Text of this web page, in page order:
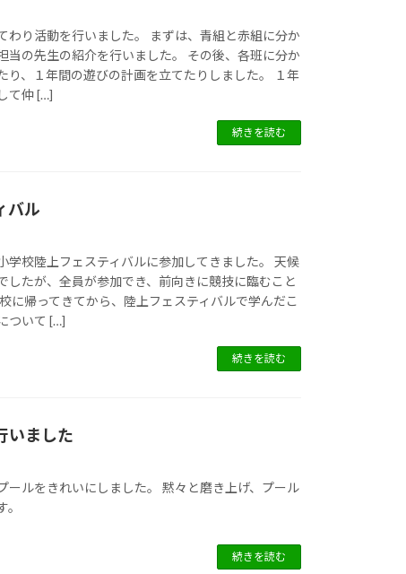
わり活動を行いました。 まずは、青組と赤組に分か
当の先生の紹介を行いました。 その後、各班に分か
り、１年間の遊びの計画を立てたりしました。 １年
て仲 […]
続きを読む
バル
学校陸上フェスティバルに参加してきました。 天候
したが、全員が参加でき、前向きに競技に臨むこと
に帰ってきてから、陸上フェスティバルで学んだこ
ついて […]
続きを読む
いました
ールをきれいにしました。 黙々と磨き上げ、プール
続きを読む